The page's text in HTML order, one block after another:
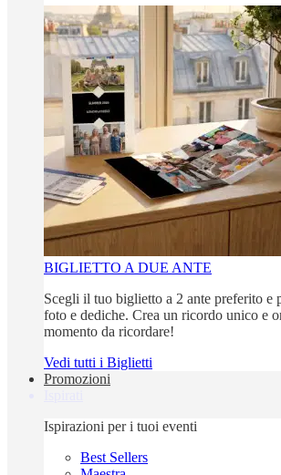
BIGLIETTO A DUE ANTE
Scegli il tuo biglietto a 2 ante preferito e
foto e dediche. Crea un ricordo unico e
momento da ricordare!
Vedi tutti i Biglietti
Promozioni
Ispirazioni per i tuoi eventi
Best Sellers